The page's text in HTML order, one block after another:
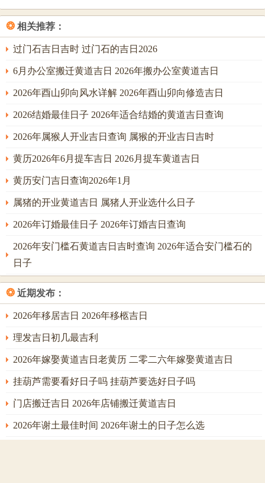
在此运中本年搬家多主积极变动。乃为提升家宅品位、增进
社会地位之象，宜把握流年中的三合、六盒月分。若正行壬
子、癸亥等水旺大运，水制火护金，则搬家过程虽有小波
并临，则万万不宜主动兴土移徙，否则必有破财伤身之虞，
宜静守待时。
属鸡的今年适合搬家吗
今年搬家，当以日课为枢机。日柱之选择，须遵循「扶山相
主」之原则，即日课干支需能生扶屋宅坐山及命主年命；属
鸡之年命为酉，五行属金，在丙午火旺之年日课需优先考虑
以调候烈火，护卫酉金，若见「己丑」日，土透出晦火生
金；或「癸亥」日，水火既济，方为上选，反之，若择「丙
午」、「丁巳」等纯火之日，则是火上浇油，凶煞倍增，纵
是黄道吉日，亦不适用于属鸡之人本年搬家。
搬家时辰与五行调候。关乎入宅后之气运流转，一日之中各
时辰干支不同，与流年、日柱构成复杂生克；例如若选定农
历八月廿四辛酉日为搬家日，日柱辛金助酉金，看似得助，
既成丙辛合化水之局以制火，又以水为调候用神，润局安
宅；切忌选用午时（11-13点）、巳时（9-11点），火旺时辰
加剧克伤；此马上通过精细时辰选择，将日课之吉发挥至
极，化岁破之凶于无形。
❂ 相关推荐：
过门石吉日吉时 过门石的吉日2026
6月办公室搬迁黄道吉日 2026年搬办公室黄道吉日
2026年酉山卯向风水详解 2026年酉山卯向修造吉日
2026结婚最佳日子 2026年适合结婚的黄道吉日查询
2026年属猴人开业吉日查询 属猴的开业吉日吉时
黄历2026年6月提车吉日 2026月提车黄道吉日
黄历安门吉日查询2026年1月
属猪的开业黄道吉日 属猪人开业选什么日子
2026年订婚最佳日子 2026年订婚吉日查询
2026年安门槛石黄道吉日吉时查询 2026年适合安门槛石的
日子
❂ 近期发布：
2026年移居吉日 2026年移柩吉日
理发吉日初几最吉利
2026年嫁娶黄道吉日老黄历 二零二六年嫁娶黄道吉日
挂葫芦需要看好日子吗 挂葫芦要选好日子吗
门店搬迁吉日 2026年店铺搬迁黄道吉日
2026年谢土最佳时间 2026年谢土的日子怎么选